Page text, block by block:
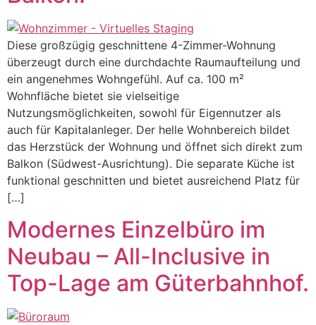
Diese großzügig geschnittene 4-Zimmer-Wohnung
überzeugt durch eine durchdachte Raumaufteilung und
ein angenehmes Wohngefühl. Auf ca. 100 m²
Wohnfläche bietet sie vielseitige
Nutzungsmöglichkeiten, sowohl für Eigennutzer als
auch für Kapitalanleger. Der helle Wohnbereich bildet
das Herzstück der Wohnung und öffnet sich direkt zum
Balkon (Südwest-Ausrichtung). Die separate Küche ist
funktional geschnitten und bietet ausreichend Platz für
[…]
Modernes Einzelbüro im
Neubau – All-Inclusive in
Top-Lage am Güterbahnhof.